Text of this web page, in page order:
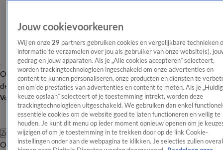
OverzichtAfleveringen Entertainment TV Algemeen
Tip
de redactieNieuwsbrief
Volg Shownieuws
Zoeken
OverzichtEntertainmentSpraakmakendRealityCrimeVideo's
Jouw cookievoorkeuren
Wij en onze 29 partners gebruiken cookies en vergelijkbare technieken
informatie te verzamelen over jou als gebruiker van onze website(s),
gedrag en jouw apparaten. Als je „Alle cookies accepteren” selecteert,
worden trackingtechnologieën ingeschakeld om onze advertenties en
content te kunnen personaliseren, onze producten en diensten te
en om de prestaties van advertenties en content te meten. Als je
keuze opslaan” selecteert of je toestemming intrekt, worden deze
trackingtechnologieën uitgeschakeld. We gebruiken dan enkel
essentiële cookies om de website goed te laten functioneren en veilig te
houden. Je kunt dit menu op ieder moment opnieuw openen om je
wijzigen of om je toestemming in te trekken door op de link Cookie-
instellingen onder aan de webpagina te klikken. Je selecties zullen overal